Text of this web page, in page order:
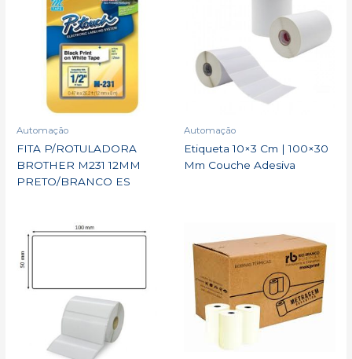
Automação
FITA P/ROTULADORA
BROTHER M231 12MM
PRETO/BRANCO ES
Automação
Etiqueta 10×3 Cm | 100×30
Mm Couche Adesiva